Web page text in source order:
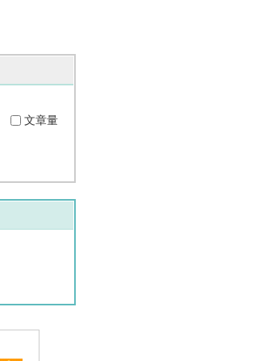
文章量